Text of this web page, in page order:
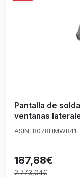
Pantalla de
ventanas
ASIN: B078HMWB41
187,88€
2.773,04€